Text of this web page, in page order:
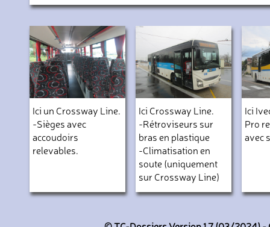
Ici un Crossway Line.
-Sièges avec
accoudoirs
relevables.
Ici Crossway Line.
-Rétroviseurs sur
bras en plastique
-Climatisation en
soute (uniquement
sur Crossway Line)
Ici
Pro
avec